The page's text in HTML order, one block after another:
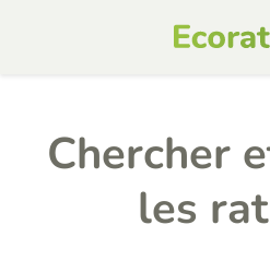
Chercher
les